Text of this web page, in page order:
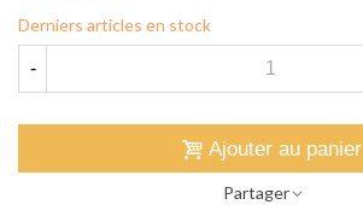
Derniers articles en stock
-
Ajouter au panier
Partager